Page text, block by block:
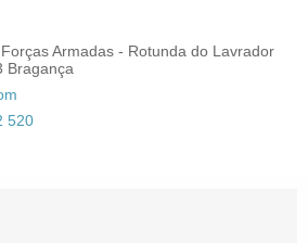
Armadas - Rotunda do Lavrador
Bragança
520